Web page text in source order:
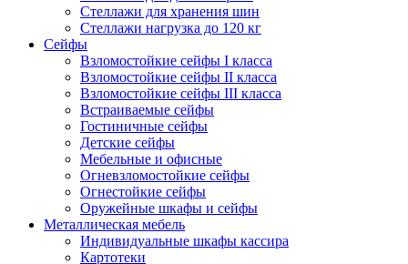
Стеллажи для хранения шин
Стеллажи нагрузка до 120 кг
Сейфы
Взломостойкие сейфы I класса
Взломостойкие сейфы II класса
Взломостойкие сейфы III класса
Встраиваемые сейфы
Гостиничные сейфы
Детские сейфы
Мебельные и офисные
Огневзломостойкие сейфы
Огнестойкие сейфы
Оружейные шкафы и сейфы
Металлическая мебель
Индивидуальные шкафы кассира
Картотеки